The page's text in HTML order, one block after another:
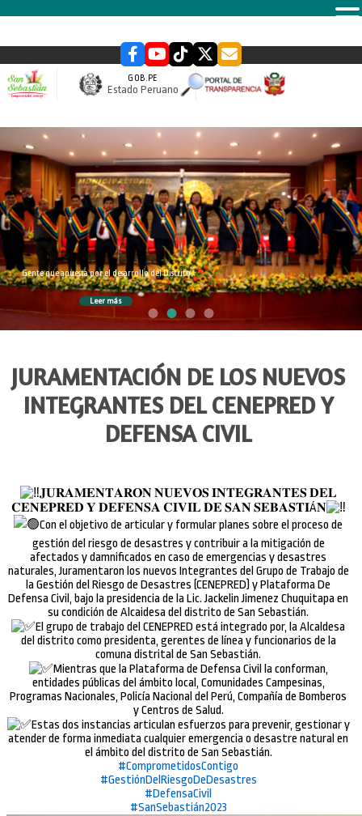
GOB.PE
Estado Peruano
slider
Gente que apuesta por el desarrollo del Distrito
Leer más
JURAMENTACIÓN DE LOS NUEVOS
INTEGRANTES DEL CENEPRED Y
DEFENSA CIVIL
𝐉𝐔𝐑𝐀𝐌𝐄𝐍𝐓𝐀𝐑𝐎𝐍 𝐍𝐔𝐄𝐕𝐎𝐒 𝐈𝐍𝐓𝐄𝐆𝐑𝐀𝐍𝐓𝐄𝐒 𝐃𝐄𝐋
𝐂𝐄𝐍𝐄𝐏𝐑𝐄𝐃 𝐘 𝐃𝐄𝐅𝐄𝐍𝐒𝐀 𝐂𝐈𝐕𝐈𝐋 𝐃𝐄 𝐒𝐀𝐍 𝐒𝐄𝐁𝐀𝐒𝐓𝐈Á𝐍
Con el objetivo de articular y formular planes sobre el proceso de
gestión del riesgo de desastres y contribuir a la mitigación de
afectados y damnificados en caso de emergencias y desastres
naturales, Juramentaron los nuevos Integrantes del Grupo de Trabajo de
la Gestión del Riesgo de Desastres (CENEPRED) y Plataforma De
Defensa Civil, bajo la presidencia de la Lic. Jackelin Jimenez Chuquitapa en
su condición de Alcaidesa del distrito de San Sebastián.
El grupo de trabajo del CENEPRED está integrado por, la Alcaldesa
del distrito como presidenta, gerentes de línea y funcionarios de la
comuna distrital de San Sebastián.
Mientras que la Plataforma de Defensa Civil la conforman,
entidades públicas del ámbito local, Comunidades Campesinas,
Programas Nacionales, Policía Nacional del Perú, Compañía de Bomberos
y Centros de Salud.
Estas dos instancias articulan esfuerzos para prevenir, gestionar y
atender de forma inmediata cualquier emergencia o desastre natural en
el ámbito del distrito de San Sebastián.
#ComprometidosContigo
#GestiónDelRiesgoDeDesastres
#DefensaCivil
#SanSebastián2023